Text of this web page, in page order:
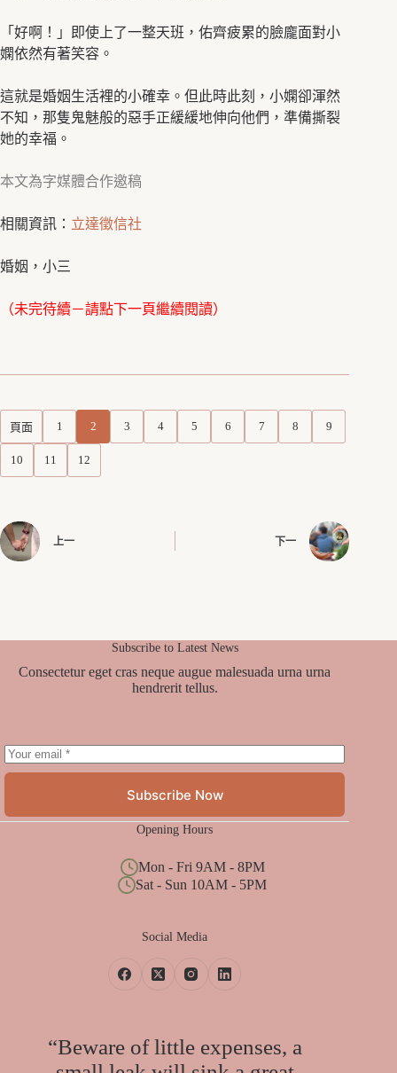
「好啊！」即使上了一整天班，佑齊疲累的臉龐面對小
嫻依然有著笑容。
這就是婚姻生活裡的小確幸。但此時此刻，小嫻卻渾然
不知，那隻鬼魅般的惡手正緩緩地伸向他們，準備撕裂
她的幸福。
本文為字媒體合作邀稿
相關資訊： 立達徵信社
婚姻，小三
（未完待續－請點下一頁繼續閱讀）
頁面 1 2 3 4 5 6 7 8 9
10 11 12
上一 下一
Subscribe to Latest News
Consectetur eget cras neque augue malesuada urna urna
hendrerit tellus.
Subscribe Now
Opening Hours
Mon - Fri 9AM - 8PM
Sat - Sun 10AM - 5PM
Social Media
“Beware of little expenses, a